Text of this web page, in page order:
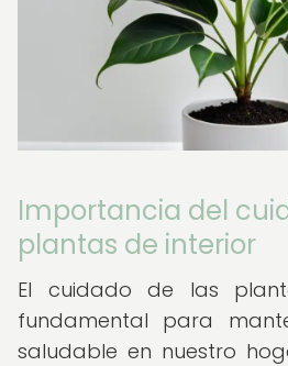
Importancia del
plantas de interior
El cuidado de las
fundamental para
saludable en nuestro